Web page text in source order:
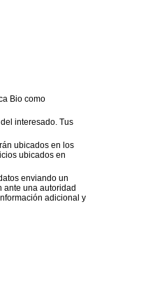
Bio como
interesado. Tus
ubicados en los
ubicados en
enviando un
ante una autoridad
adicional y